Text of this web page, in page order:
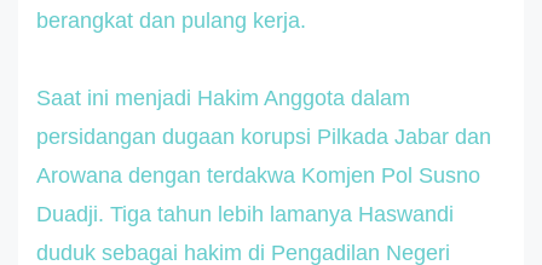
berangkat dan pulang kerja.
Saat ini menjadi Hakim Anggota dalam
persidangan dugaan korupsi Pilkada Jabar dan
Arowana dengan terdakwa Komjen Pol Susno
Duadji. Tiga tahun lebih lamanya Haswandi
duduk sebagai hakim di Pengadilan Negeri